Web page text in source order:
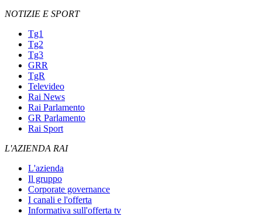
NOTIZIE E SPORT
Tg1
Tg2
Tg3
GRR
TgR
Televideo
Rai News
Rai Parlamento
GR Parlamento
Rai Sport
L'AZIENDA RAI
L'azienda
Il gruppo
Corporate governance
I canali e l'offerta
Informativa sull'offerta tv